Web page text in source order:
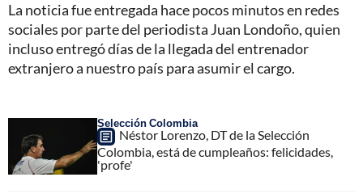
La noticia fue entregada hace pocos minutos en redes
sociales por parte del periodista Juan Londoño, quien
incluso entregó días de la llegada del entrenador
extranjero a nuestro país para asumir el cargo.
Selección Colombia
Néstor Lorenzo, DT de la Selección
Colombia, está de cumpleaños: felicidades,
'profe'